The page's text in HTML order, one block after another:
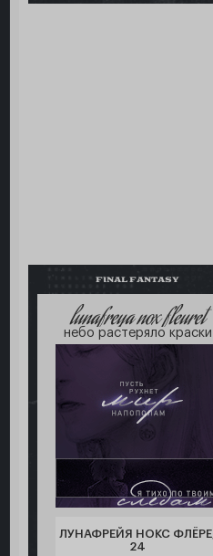
FINAL FANTASY
lunafreya nox fleuret
небо растеряло краски
ЛУНАФРЕЙЯ НОКС ФЛЁРЕ,
24